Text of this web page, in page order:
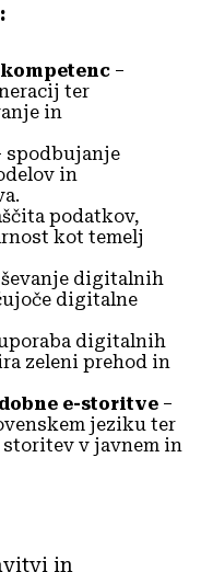
–
ter
in
spodbujanje
in
podatkov,
kot temelj
digitalnih
digitalne
digitalnih
zeleni prehod in
e-storitve –
jeziku ter
v javnem in
in